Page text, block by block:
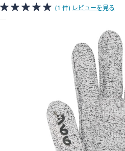
す
場
(1 件) レビューを見る